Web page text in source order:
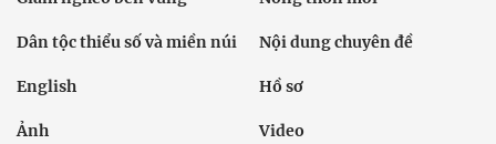
Dân tộc thiểu số và miền núi Nội dung chuyên đề
English Hồ sơ
Ảnh Video